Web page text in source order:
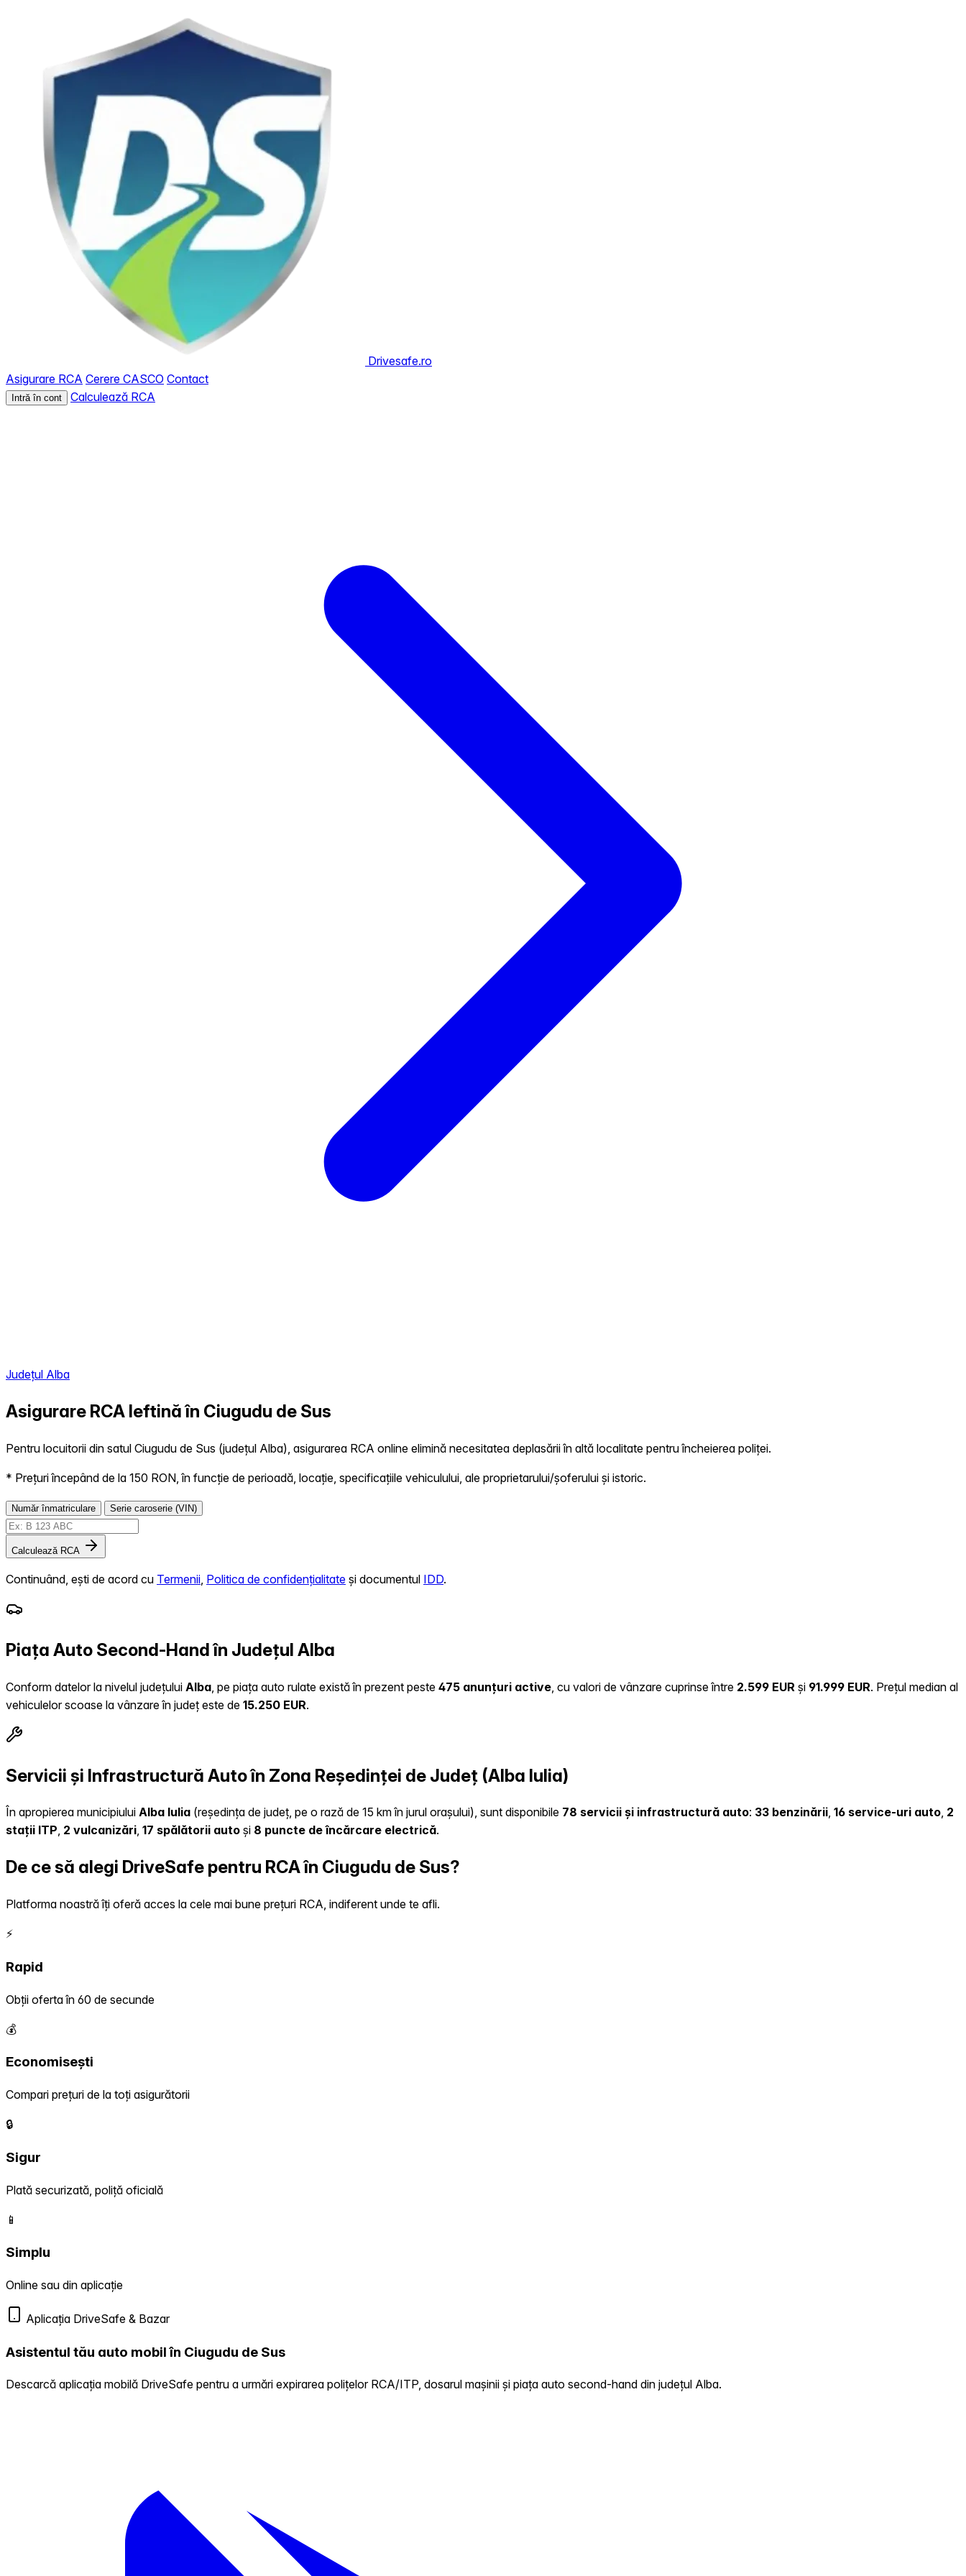
Drivesafe.ro
Asigurare RCA Cerere CASCO Contact
Intră în cont Calculează RCA
Județul Alba
Asigurare RCA Ieftină în Ciugudu de Sus
Pentru locuitorii din satul Ciugudu de Sus (județul Alba), asigurarea RCA online elimină necesitatea deplasării în altă localitate pentru încheierea poliței.
* Prețuri începând de la 150 RON, în funcție de perioadă, locație, specificațiile vehiculului, ale proprietarului/șoferului și istoric.
Număr înmatriculare Serie caroserie (VIN)
Calculează RCA
Continuând, ești de acord cu Termenii Politica de confidențialitate și documentul IDD.
Piața Auto Second-Hand în Județul Alba
Conform datelor la nivelul județului Alba , pe piața auto rulate există în prezent peste 475 anunțuri active , cu valori de vânzare cuprinse între 2.599 EUR și 91.999 EUR. Prețul median al
vehiculelor scoase la vânzare în județ este de 15.250 EUR.
Servicii și Infrastructură Auto în Zona Reședinței de Județ (Alba Iulia)
În apropierea municipiului Alba Iulia (reședința de județ, pe o rază de 15 km în jurul orașului), sunt disponibile 78 servicii și infrastructură auto: 33 benzinării, 16 service-uri auto, 2
stații ITP, 2 vulcanizări, 17 spălătorii auto și 8 puncte de încărcare electrică.
De ce să alegi DriveSafe pentru RCA în Ciugudu de Sus?
Platforma noastră îți oferă acces la cele mai bune prețuri RCA, indiferent unde te afli.
⚡
Rapid
Obții oferta în 60 de secunde
💰
Economisești
Compari prețuri de la toți asigurătorii
🔒
Sigur
Plată securizată, poliță oficială
📱
Simplu
Online sau din aplicație
Aplicația DriveSafe & Bazar
Asistentul tău auto mobil în Ciugudu de Sus
Descarcă aplicația mobilă DriveSafe pentru a urmări expirarea polițelor RCA/ITP, dosarul mașinii și piața auto second-hand din județul Alba.